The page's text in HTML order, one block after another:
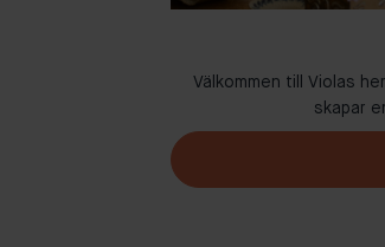
Välkommen till Violas
skapar